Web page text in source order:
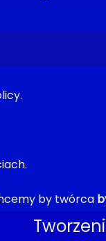
by twórca